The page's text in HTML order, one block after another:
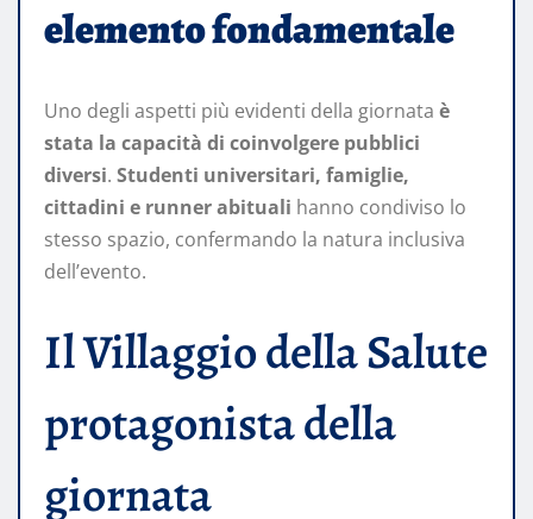
elemento fondamentale
Uno degli aspetti più evidenti della giornata è
stata la capacità di coinvolgere pubblici
diversi. Studenti universitari, famiglie,
cittadini e runner abituali hanno condiviso lo
stesso spazio, confermando la natura inclusiva
dell’evento.
Il Villaggio della Salute
protagonista della
giornata